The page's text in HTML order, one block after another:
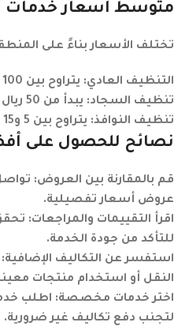
متوسط أسعار خدمات
تختلف الأسعار بناءً على
التنظيف العادي: يتراوح بين 100 و250 ريال لكل ساعة.
تنظيف السجاد: يبدأ من 50 ريال لكل غرفة.
تنظيف النوافذ: يتراوح بين 5 و15 ريال لكل نافذة.
نصائح للحصول على
قم بالمقارنة بين العروض:
عروض أسعار تفصيلية.
اقرأ التقييمات والمراجعات:
للتأكد من جودة الخدمة.
استفسر عن التكاليف الإضافية:
النقل أو استخدام منتجات
اختر خدمات مخصصة: اطلب
لتجنب دفع تكاليف غير ضرورية.